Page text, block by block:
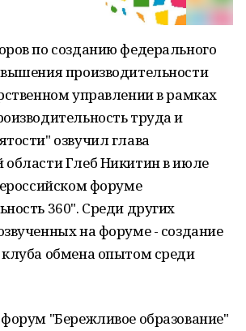
по созданию федерального
производительности
управлении в рамках
труда и
озвучил глава
области Глеб Никитин в июле
форуме
360". Среди других
на форуме - создание
клуба обмена опытом среди
"Бережливое образование"